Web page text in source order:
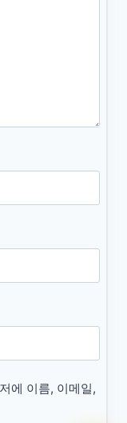
에 이름, 이메일,